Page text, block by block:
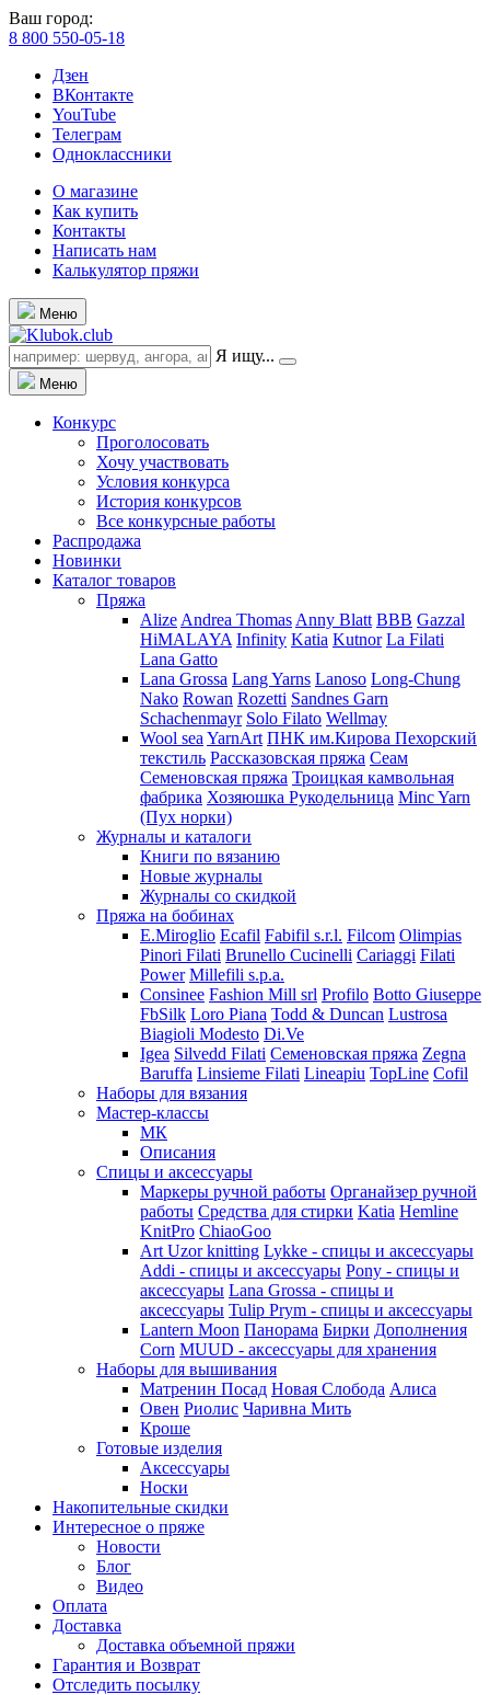
Ваш город:
8 800 550-05-18
Дзен
ВКонтакте
YouTube
Телеграм
Одноклассники
О магазине
Как купить
Контакты
Написать нам
Калькулятор пряжи
Меню
Я ищу...
Меню
Конкурс
Проголосовать
Хочу участвовать
Условия конкурса
История конкурсов
Все конкурсные работы
Распродажа
Новинки
Каталог товаров
Пряжа
Alize Andrea Thomas Anny Blatt BBB Gazzal
HiMALAYA Infinity Katia Kutnor La Filati
Lana Gatto
Lana Grossa Lang Yarns Lanoso Long-Chung
Nako Rowan Rozetti Sandnes Garn
Schachenmayr Solo Filato Wellmay
Wool sea YarnArt ПНК им.Кирова Пехорский
текстиль Рассказовская пряжа Сеам
Семеновская пряжа Троицкая камвольная
фабрика Хозяюшка Рукодельница Minc Yarn
(Пух норки)
Журналы и каталоги
Книги по вязанию
Новые журналы
Журналы со скидкой
Пряжа на бобинах
E.Miroglio Ecafil Fabifil s.r.l. Filcom Olimpias
Pinori Filati Brunello Cucinelli Cariaggi Filati
Power Millefili s.p.a.
Consinee Fashion Mill srl Profilo Botto Giuseppe
FbSilk Loro Piana Todd & Duncan Lustrosa
Biagioli Modesto Di.Ve
Igea Silvedd Filati Семеновская пряжа Zegna
Baruffa Linsieme Filati Lineapiu TopLine Cofil
Наборы для вязания
Мастер-классы
МК
Описания
Спицы и аксессуары
Маркеры ручной работы Органайзер ручной
работы Средства для стирки Katia Hemline
KnitPro ChiaoGoo
Art Uzor knitting Lykke - спицы и аксессуары
Addi - спицы и аксессуары Pony - спицы и
аксессуары Lana Grossa - спицы и
аксессуары Tulip Prym - спицы и аксессуары
Lantern Moon Панорама Бирки Дополнения
Corn MUUD - аксессуары для хранения
Наборы для вышивания
Матренин Посад Новая Слобода Алиса
Овен Риолис Чаривна Мить
Кроше
Готовые изделия
Аксессуары
Носки
Накопительные скидки
Интересное о пряже
Новости
Блог
Видео
Оплата
Доставка
Доставка объемной пряжи
Гарантия и Возврат
Отследить посылку